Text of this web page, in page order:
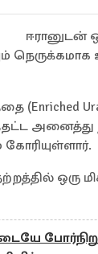
ஈரானுடன்
அனைத்து
ஒரு